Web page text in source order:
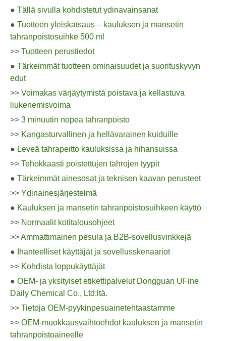
● Tällä sivulla kohdistetut ydinavainsanat
● Tuotteen yleiskatsaus – kauluksen ja mansetin
tahranpoistosuihke 500 ml
>> Tuotteen perustiedot
● Tärkeimmät tuotteen ominaisuudet ja suorituskyvyn
edut
>> Voimakas värjäytymistä poistava ja kellastuva
liukenemisvoima
>> 3 minuutin nopea tahranpoisto
>> Kangasturvallinen ja hellävarainen kuiduille
● Leveä tahrapeitto kauluksissa ja hihansuissa
>> Tehokkaasti poistettujen tahrojen tyypit
● Tärkeimmät ainesosat ja teknisen kaavan perusteet
>> Ydinainesjärjestelmä
● Kauluksen ja mansetin tahranpoistosuihkeen käyttö
>> Normaalit kotitalousohjeet
>>Ammattimainen pesula ja B2B-sovellusvinkkejä
●
Ihanteelliset käyttäjät ja sovellusskenaariot
>> Kohdista loppukäyttäjät
● OEM- ja yksityiset etikettipalvelut Dongguan UFine
Daily Chemical Co., Ltd:ltä.
>> Tietoja OEM-pyykinpesuainetehtaastamme
>> OEM-muokkausvaihtoehdot kauluksen ja mansetin
tahranpoistoaineelle